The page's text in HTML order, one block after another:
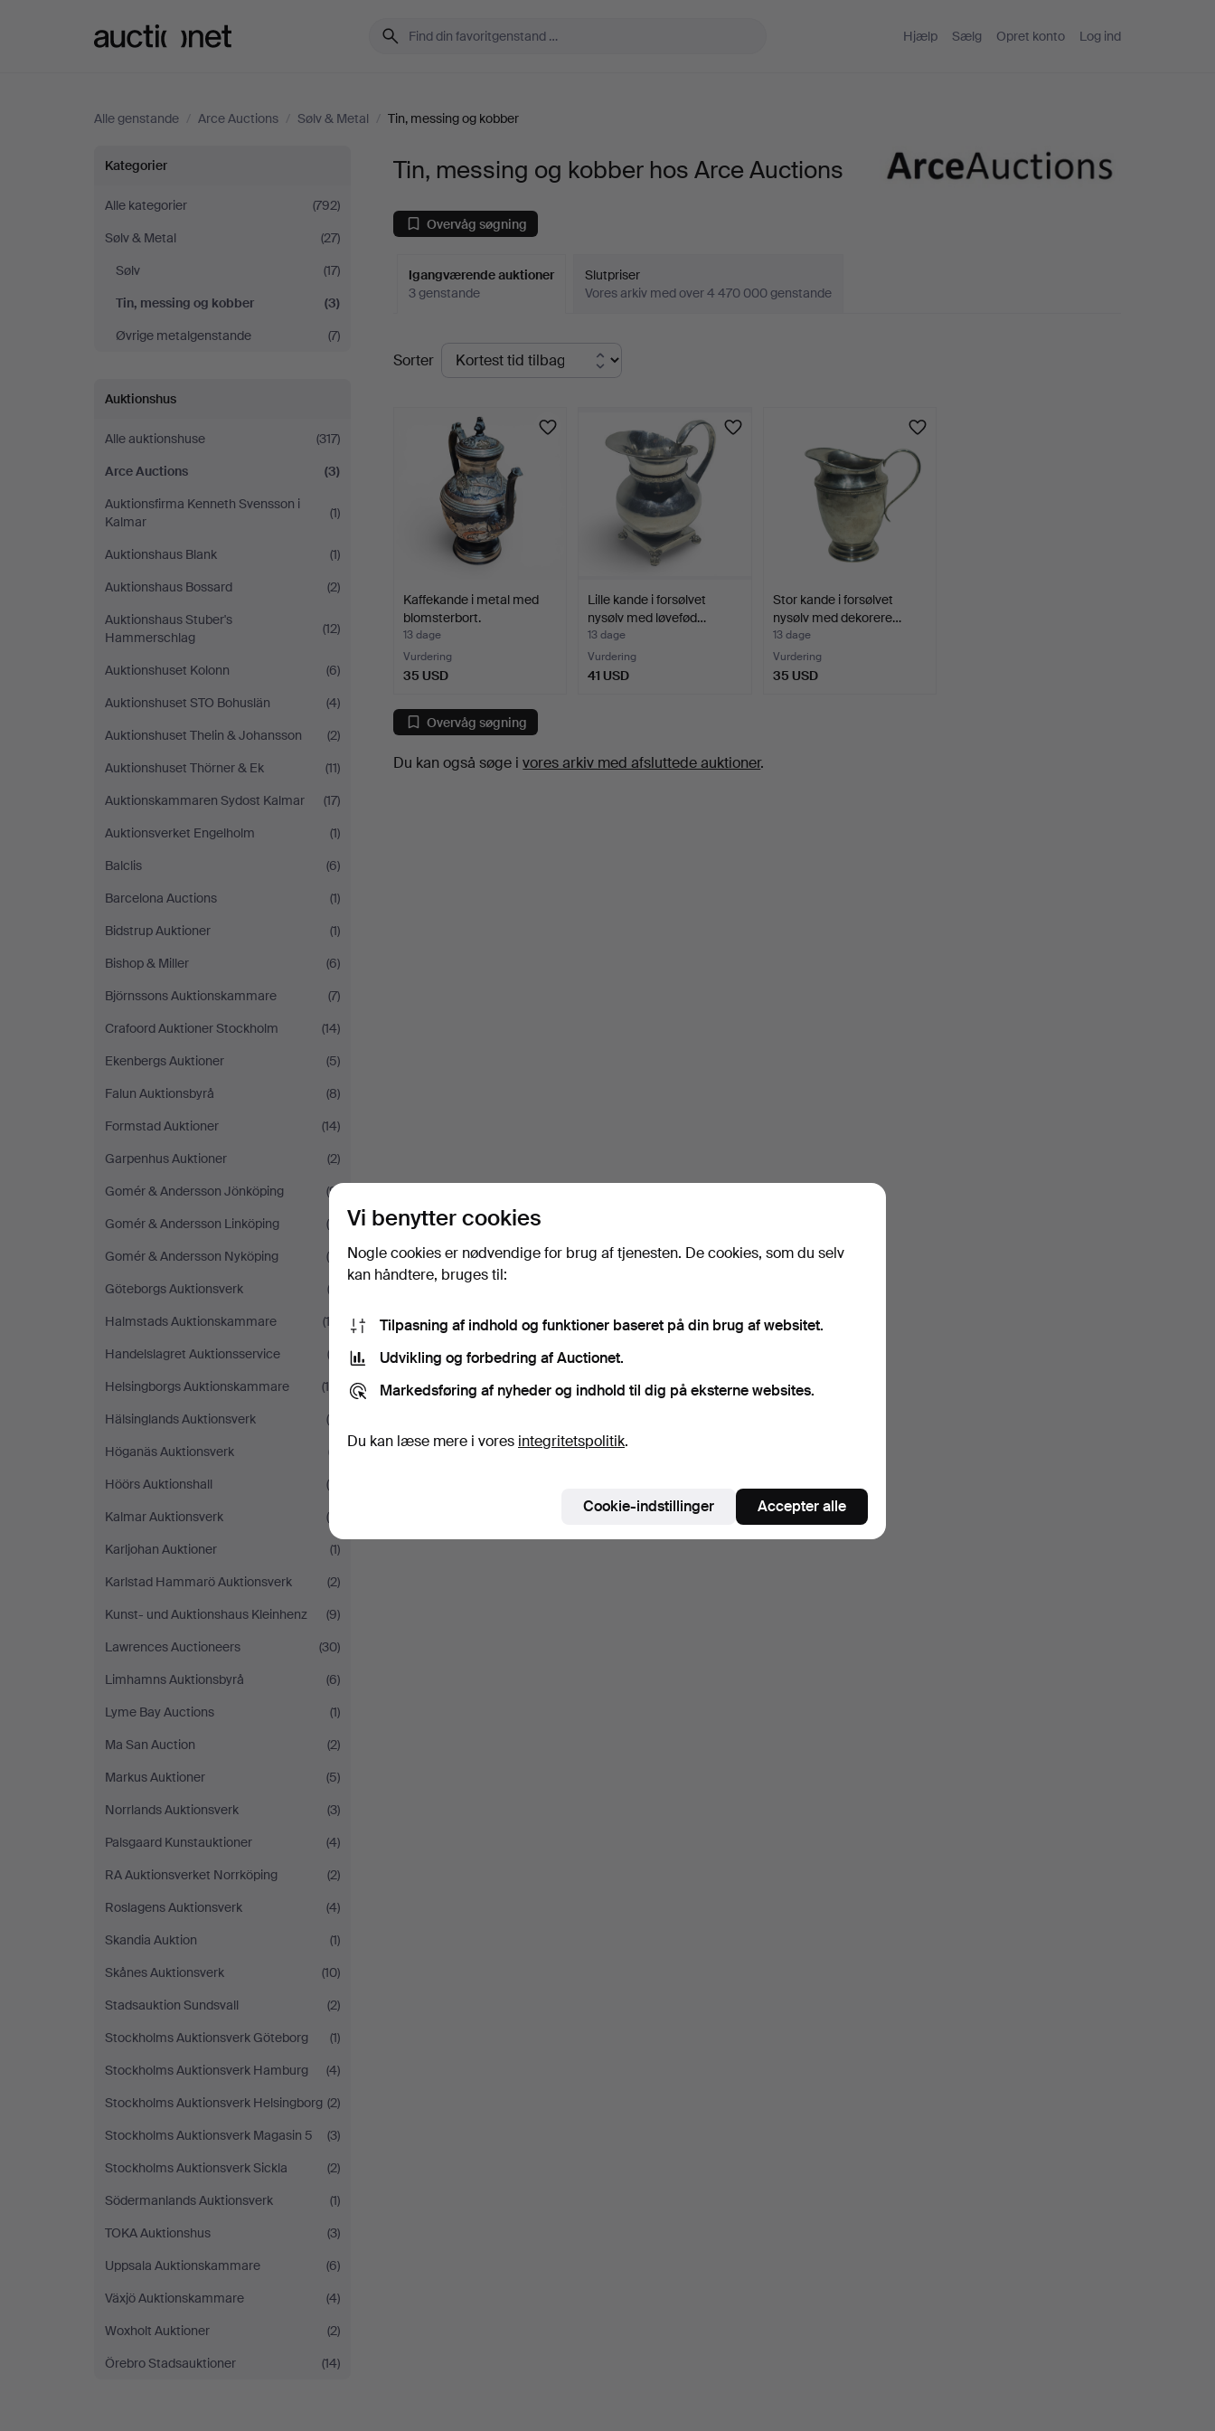
Hjælp Sælg Opret konto Log ind
Alle genstande / Arce Auctions / Sølv & Metal / Tin, messing og kobber
Tin,
messing
og
kobber
hos
Arce
Auctions
Kategorier
Alle kategorier
(792)
Sølv & Metal
(27)
Sølv
(17)
Tin, messing og kobber
(3)
Øvrige metalgenstande
(7)
Auktionshus
Alle auktionshuse
(317)
Arce Auctions
(3)
Auktionsfirma Kenneth Svensson i
Kalmar
(1)
Auktionshaus Blank
(1)
Auktionshaus Bossard
(2)
Auktionshaus Stuber's
Hammerschlag
(12)
Auktionshuset Kolonn
(6)
Auktionshuset STO Bohuslän
(4)
Auktionshuset Thelin & Johansson
(2)
Auktionshuset Thörner & Ek
(11)
Auktionskammaren Sydost Kalmar
(17)
Auktionsverket Engelholm
(1)
Balclis
(6)
Barcelona Auctions
(1)
Bidstrup Auktioner
(1)
Bishop & Miller
(6)
Björnssons Auktionskammare
(7)
Crafoord Auktioner Stockholm
(14)
Ekenbergs Auktioner
(5)
Falun Auktionsbyrå
(8)
Formstad Auktioner
(14)
Garpenhus Auktioner
(2)
Gomér & Andersson Jönköping
(9)
Gomér & Andersson Linköping
(4)
Gomér & Andersson Nyköping
(6)
Göteborgs Auktionsverk
(2)
Halmstads Auktionskammare
(12)
Handelslagret Auktionsservice
(3)
Helsingborgs Auktionskammare
(10)
Hälsinglands Auktionsverk
(4)
Höganäs Auktionsverk
(7)
Höörs Auktionshall
(4)
Kalmar Auktionsverk
(8)
Karljohan Auktioner
(1)
Karlstad Hammarö Auktionsverk
(2)
Kunst- und Auktionshaus Kleinhenz
(9)
Lawrences Auctioneers
(30)
Limhamns Auktionsbyrå
(6)
Lyme Bay Auctions
(1)
Ma San Auction
(2)
Markus Auktioner
(5)
Norrlands Auktionsverk
(3)
Palsgaard Kunstauktioner
(4)
RA Auktionsverket Norrköping
(2)
Roslagens Auktionsverk
(4)
Skandia Auktion
(1)
Skånes Auktionsverk
(10)
Stadsauktion Sundsvall
(2)
Stockholms Auktionsverk Göteborg
(1)
Stockholms Auktionsverk Hamburg
(4)
Stockholms Auktionsverk Helsingborg (2)
Stockholms Auktionsverk Magasin 5
(3)
Stockholms Auktionsverk Sickla
(2)
Södermanlands Auktionsverk
(1)
TOKA Auktionshus
(3)
Uppsala Auktionskammare
(6)
Växjö Auktionskammare
(4)
Woxholt Auktioner
(2)
Örebro Stadsauktioner
(14)
Tin, messing og kobber hos Arce Auctions
Overvåg søgning
Igangværende auktioner
3 genstande
Slutpriser
Vores arkiv med over 4 470 000 genstande
Igangværende
auktioner
Sorter
Kaffekande i metal med
blomsterbort.
13 dage
Vurdering
35 USD
Lille kande i forsølvet
nysølv med løvefød…
13 dage
Vurdering
41 USD
Stor kande i forsølvet
nysølv med dekorere…
13 dage
Vurdering
35 USD
Overvåg søgning
Du kan også søge ivores arkiv med afsluttede auktioner.
Vi benytter cookies
Nogle cookies er nødvendige for brug af tjenesten. De cookies, som du selv
kan håndtere, bruges til:
Tilpasning af indhold og funktioner baseret på din brug af websitet.
Udvikling og forbedring af Auctionet.
Markedsføring af nyheder og indhold til dig på eksterne websites.
Du kan læse mere i vores integritetspolitik.
Cookie-indstillinger Accepter alle